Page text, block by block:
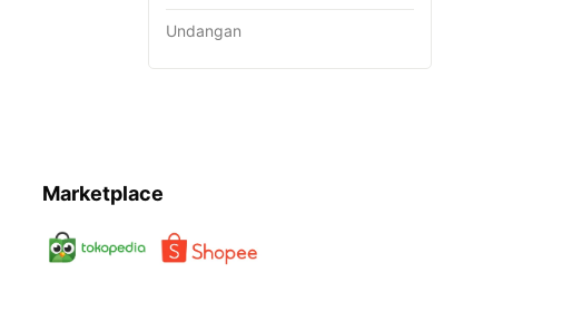
Undangan
Marketplace